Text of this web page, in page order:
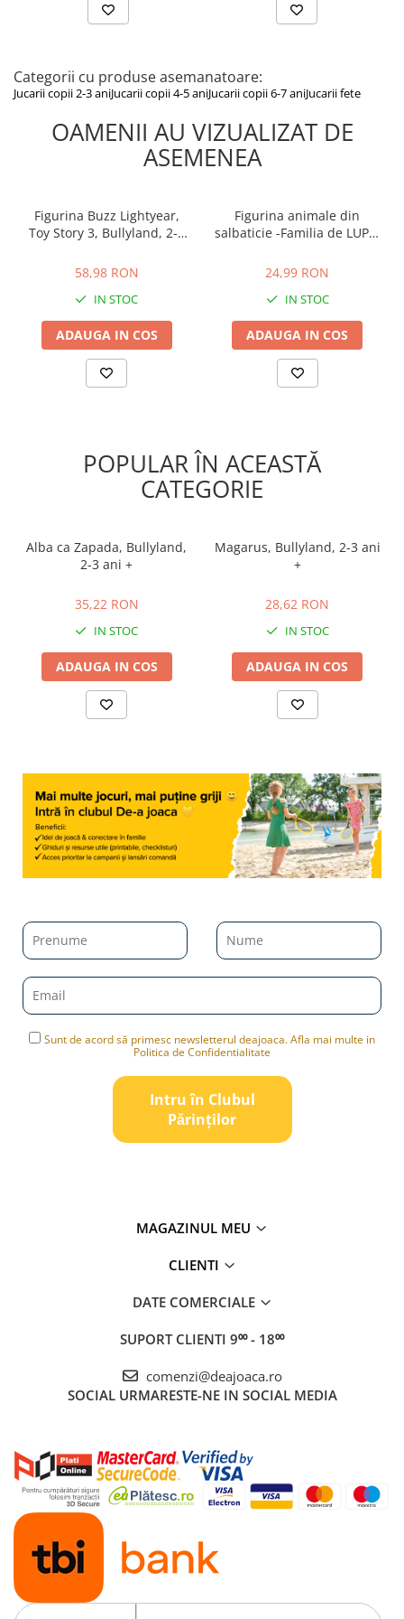
Categorii cu produse asemanatoare:
Jucarii copii 2-3 aniJucarii copii 4-5 aniJucarii copii 6-7 aniJucarii fete
OAMENII AU VIZUALIZAT DE
ASEMENEA
Figurina Buzz Lightyear,
Toy Story 3, Bullyland, 2-3
58,98 RON
IN STOC
ADAUGA IN COS
Figurina animale din
salbaticie -Familia de LUPI -
24,99 RON
IN STOC
ADAUGA IN COS
POPULAR ÎN ACEASTĂ
CATEGORIE
Alba ca Zapada, Bullyland,
2-3 ani +
35,22 RON
IN STOC
ADAUGA IN COS
Magarus, Bullyland, 2-3 ani
+
28,62 RON
IN STOC
ADAUGA IN COS
Sunt de acord să primesc newsletterul deajoaca. Afla mai multe in
Politica de Confidentialitate
Intru în Clubul
Pǎrinților
MAGAZINUL MEU
CLIENTI
DATE COMERCIALE
SUPORT CLIENTI 9⁰⁰ - 18⁰⁰
comenzi@deajoaca.ro
SOCIAL URMARESTE-NE IN SOCIAL MEDIA